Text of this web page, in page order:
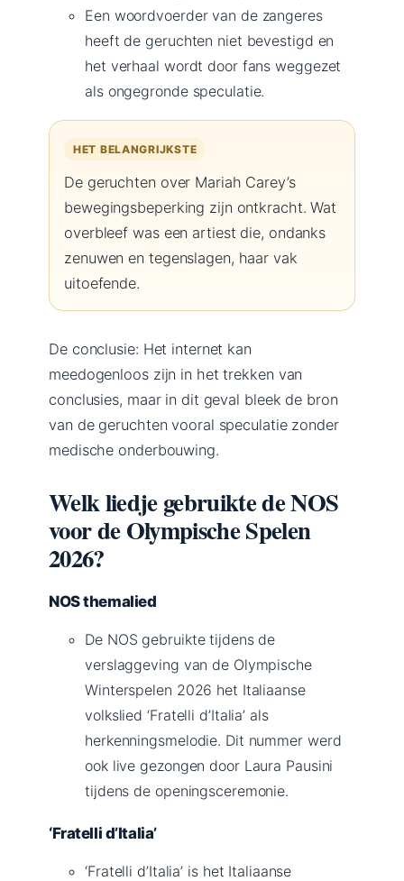
Een woordvoerder van de zangeres
heeft de geruchten niet bevestigd en
het verhaal wordt door fans weggezet
als ongegronde speculatie.
HET BELANGRIJKSTE
De geruchten over Mariah Carey’s
bewegingsbeperking zijn ontkracht. Wat
overbleef was een artiest die, ondanks
zenuwen en tegenslagen, haar vak
uitoefende.
De conclusie: Het internet kan
meedogenloos zijn in het trekken van
conclusies, maar in dit geval bleek de bron
van de geruchten vooral speculatie zonder
medische onderbouwing.
Welk liedje gebruikte de NOS
voor de Olympische Spelen
2026?
NOS themalied
De NOS gebruikte tijdens de
verslaggeving van de Olympische
Winterspelen 2026 het Italiaanse
volkslied ‘Fratelli d’Italia’ als
herkenningsmelodie. Dit nummer werd
ook live gezongen door Laura Pausini
tijdens de openingsceremonie.
‘Fratelli d’Italia’
‘Fratelli d’Italia’ is het Italiaanse